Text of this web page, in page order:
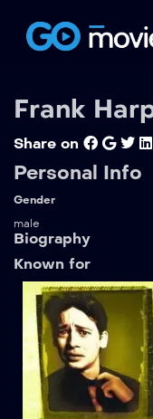
Frank
Share on
Personal Info
Gender
male
Biography
Known for